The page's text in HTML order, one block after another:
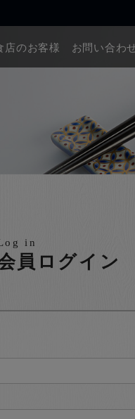
店のお客様 お問い合わ
in
員ログイン